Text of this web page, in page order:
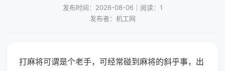
发布时间：2026-08-06｜阅读：1
发布者：机工网
打麻将可谓是个老手，可经常碰到麻将的斜乎事，出